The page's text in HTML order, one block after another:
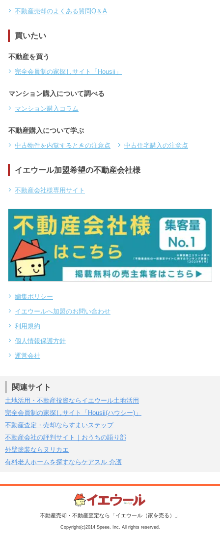
不動産売却のよくある質問Q＆A
買いたい
不動産を買う
完全会員制の家探しサイト「Housii」
マンション購入について調べる
マンション購入コラム
不動産購入について学ぶ
中古物件を内覧するときの注意点 中古住宅購入の注意点
イエウール加盟希望の不動産会社様
不動産会社様専用サイト
編集ポリシー
イエウールへ加盟のお問い合わせ
利用規約
個人情報保護方針
運営会社
関連サイト
土地活用・不動産投資ならイエウール土地活用
完全会員制の家探しサイト「Housii(ハウシー)」
不動産査定・売却ならすまいステップ
不動産会社の評判サイト｜おうちの語り部
外壁塗装ならヌリカエ
有料老人ホームを探すならケアスル 介護
不動産売却・不動産査定なら「イエウール（家を売る）」
Copyright(c)2014 Speee, Inc. All rights reserved.